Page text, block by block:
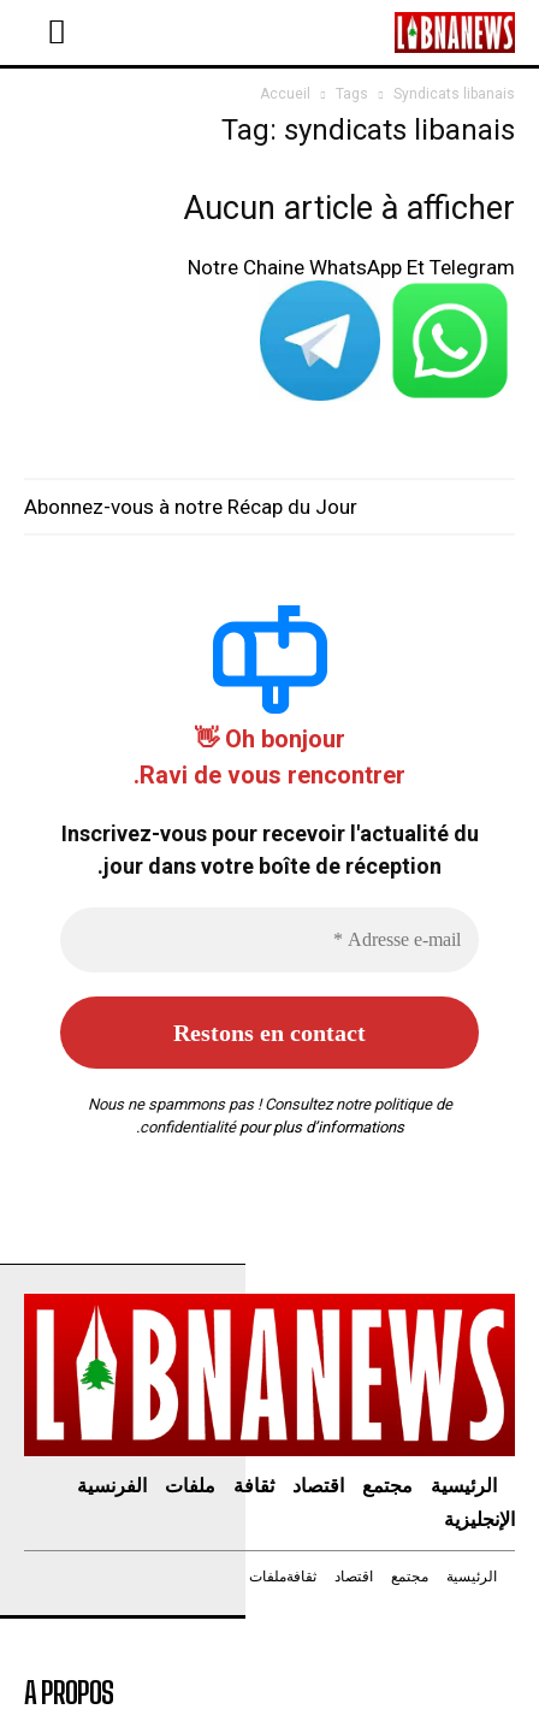
Accueil Tags Syndicats libanais
Tag: syndicats libanais
Aucun article à afficher
Notre Chaine WhatsApp Et Telegram
Abonnez-vous à notre Récap du Jour
Oh bonjour 👋
Ravi de vous rencontrer.
Inscrivez-vous pour recevoir l'actualité du
jour dans votre boîte de réception.
Nous ne spammons pas ! Consultez notre politique de
confidentialitépour plus d’informations.
الرئيسية مجتمع اقتصاد ثقافة ملفات
الفرنسية
الإنجليزية
الرئيسية مجتمع اقتصاد ثقافةملفات
A PROPOS